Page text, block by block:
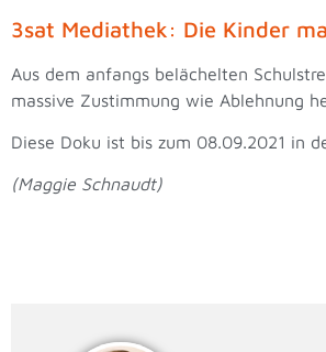
3sat Mediathek: Die Kinder
Aus dem anfangs belächelten
massive Zustimmung wie Ablehnung
Diese Doku ist bis zum 08.09.2021 in
(Maggie Schnaudt)